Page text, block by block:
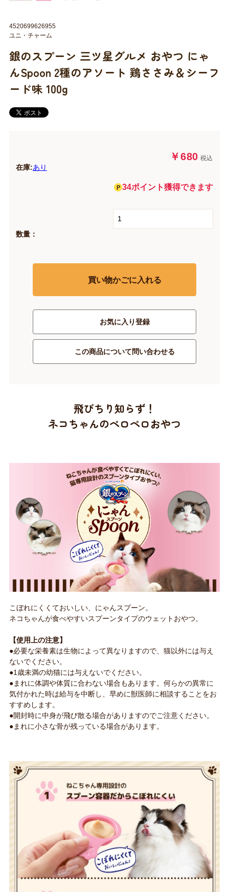
銀のスプーン 三ツ星グルメ おやつ にゃ
んSpoon 2種のアソート 鶏ささみ＆シーフ
ード味 100g
￥680 税込
在庫:あり
34ポイント獲得できます
数量：
買い物かごに入れる
お気に入り登録
この商品について問い合わせる
4520699626955
ユニ・チャーム
飛びちり知らず！
ネコちゃんのペロペロおやつ
こぼれにくくておいしい、にゃんスプーン。
ネコちゃんが食べやすいスプーンタイプのウェットおやつ。
【使用上の注意】
●必要な栄養素は生物によって異なりますので、猫以外には与え
ないでください。
●1歳未満の幼猫には与えないでください。
●まれに体調や体質に合わない場合もあります。何らかの異常に
気付かれた時は給与を中断し、早めに獣医師に相談することをお
すすめします。
●開封時に中身が飛び散る場合がありますのでご注意ください。
●まれに小さな骨が残っている場合があります。